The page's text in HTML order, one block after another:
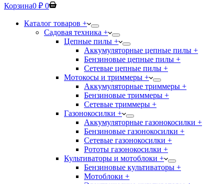
Корзина0 ₽ 0
Каталог товаров +
Садовая техника +
Цепные пилы +
Аккумуляторные цепные пилы +
Бензиновые цепные пилы +
Сетевые цепные пилы +
Мотокосы и триммеры +
Аккумуляторные триммеры +
Бензиновые триммеры +
Сетевые триммеры +
Газонокосилки +
Аккумуляторные газонокосилки +
Бензиновые газонокосилки +
Сетевые газонокосилки +
Рототы газонокосилки +
Культиваторы и мотоблоки +
Бензиновые культиваторы +
Мотоблоки +